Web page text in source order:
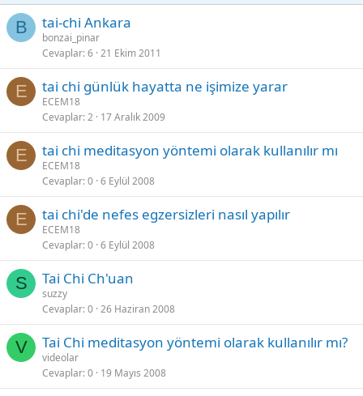
B tai-chi Ankara
bonzai_pinar
Cevaplar 6 21 Ekim 2011
E tai chi günlük hayatta ne işimize yarar
ECEM18
Cevaplar 2 17 Aralık 2009
E tai chi meditasyon yöntemi olarak kullanılır mı
ECEM18
Cevaplar 0 6 Eylül 2008
E tai chi'de nefes egzersizleri nasıl yapılır
ECEM18
Cevaplar 0 6 Eylül 2008
S Tai Chi Ch'uan
suzzy
Cevaplar 0 26 Haziran 2008
V Tai Chi meditasyon yöntemi olarak kullanılır mı?
videolar
Cevaplar 0 19 Mayıs 2008